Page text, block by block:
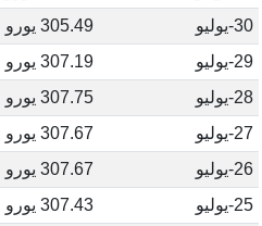
30-يوليو
305.49 يورو
29-يوليو
307.19 يورو
28-يوليو
307.75 يورو
27-يوليو
307.67 يورو
26-يوليو
307.67 يورو
25-يوليو
307.43 يورو